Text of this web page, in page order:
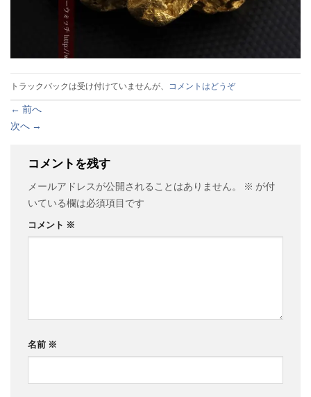
トラックバックは受け付けていませんが、 コメントはどうぞ
← 前へ
次へ →
コメントを残す
メールアドレスが公開されることはありません。 ※ が付
いている欄は必須項目です
コメント ※
名前 ※